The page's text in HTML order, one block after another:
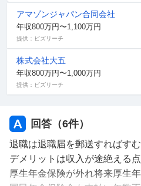
退職代行会社に連絡はしてみ
もあり、電話する寸前で思い
と言って、このまま行ってい
勇気も出ないです。どうした
ってしまいました。このまま
アマゾンジャパン合同会社
年収800万円〜1,100万円
提供：ビズリーチ
株式会社大五
年収800万円〜1,000万円
提供：ビズリーチ
回答（6件）
退職は退職届を郵送すればすむ
デメリットは収入が途絶える点
厚生年金保険が外れ将来厚生